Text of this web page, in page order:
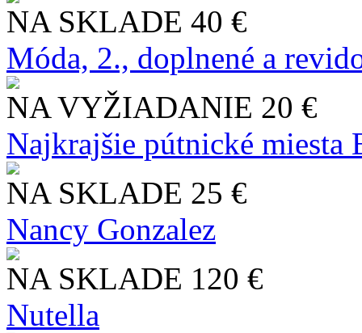
NA SKLADE 40 €
Móda, 2., doplnené a
NA VYŽIADANIE 20 €
Najkrajšie pútnické miesta
NA SKLADE 25 €
Nancy Gonzalez
NA SKLADE 120 €
Nutella